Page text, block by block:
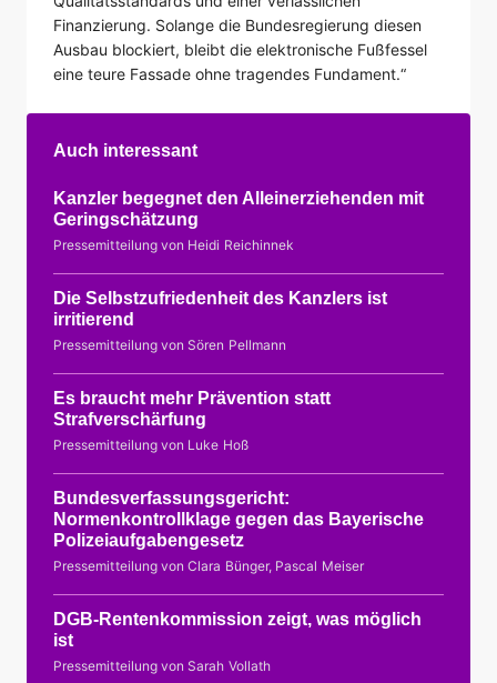
Finanzierung. Solange die Bundesregierung diesen
Ausbau blockiert, bleibt die elektronische Fußfessel
eine teure Fassade ohne tragendes Fundament.“
Auch interessant
Kanzler begegnet den Alleinerziehenden mit
Geringschätzung
Pressemitteilung von Heidi Reichinnek
Die Selbstzufriedenheit des Kanzlers ist
irritierend
Pressemitteilung von Sören Pellmann
Es braucht mehr Prävention statt
Strafverschärfung
Pressemitteilung von Luke Hoß
Bundesverfassungsgericht:
Normenkontrollklage gegen das Bayerische
Polizeiaufgabengesetz
Pressemitteilung von Clara Bünger, Pascal Meiser
DGB-Rentenkommission zeigt, was möglich
ist
Pressemitteilung von Sarah Vollath